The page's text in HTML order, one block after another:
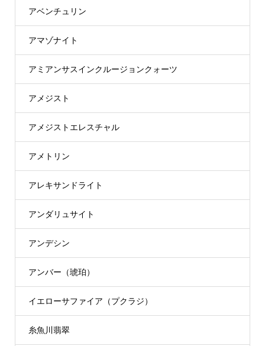
アベンチュリン
アマゾナイト
アミアンサスインクルージョンクォーツ
アメジスト
アメジストエレスチャル
アメトリン
アレキサンドライト
アンダリュサイト
アンデシン
アンバー（琥珀）
イエローサファイア（プクラジ）
糸魚川翡翠